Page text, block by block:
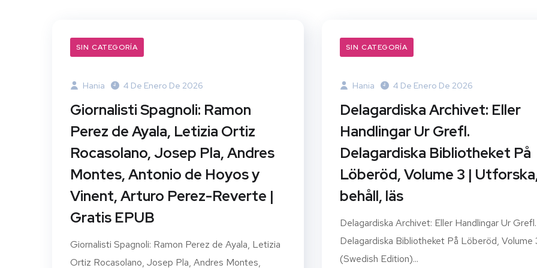
SIN CATEGORÍA
Hania 4 De Enero De 2026
Giornalisti Spagnoli: Ramon
Perez de Ayala, Letizia Ortiz
Rocasolano, Josep Pla, Andres
Montes, Antonio de Hoyos y
Vinent, Arturo Perez-Reverte |
Gratis EPUB
Giornalisti Spagnoli: Ramon Perez de Ayala, Letizia
Ortiz Rocasolano, Josep Pla, Andres Montes,
SIN CATEGORÍA
Hania 4 De Enero De 2026
Delagardiska Archivet: Eller
Handlingar Ur Grefl.
Delagardiska Bibliotheket På
Löberöd, Volume 3 |
behåll, läs
Delagardiska Archivet: Eller Handlingar Ur Grefl.
Delagardiska Bibliotheket På Löberöd, Volume
(Swedish Edition)...